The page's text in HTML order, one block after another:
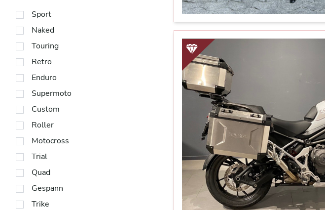
Sport
Naked
Touring
Retro
Enduro
Supermoto
Custom
Roller
Motocross
Trial
Quad
Gespann
Trike